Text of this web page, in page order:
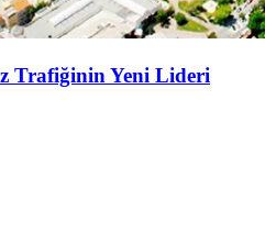
Trafiğinin Yeni Lideri